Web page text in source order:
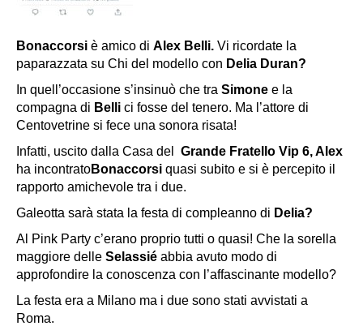
Bonaccorsi è amico di Alex Belli. Vi ricordate la
paparazzata su Chi del modello con Delia Duran?
In quell’occasione s’insinuò che tra Simone e la
compagna di Belli ci fosse del tenero. Ma l’attore di
Centovetrine si fece una sonora risata!
Infatti, uscito dalla Casa del Grande Fratello Vip 6, Alex
ha incontratoBonaccorsi quasi subito e si è percepito il
rapporto amichevole tra i due.
Galeotta sarà stata la festa di compleanno di Delia?
Al Pink Party c’erano proprio tutti o quasi! Che la sorella
maggiore delle Selassié abbia avuto modo di
approfondire la conoscenza con l’affascinante modello?
La festa era a Milano ma i due sono stati avvistati a
Roma.